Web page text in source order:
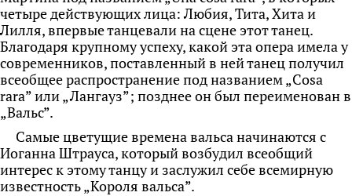
четыре действующих лица: Любия, Тита, Хита и
Лилля, впервые танцевали на сцене этот танец.
Благодаря крупному успеху, какой эта опера имела у
современников, поставленный в ней танец получил
всеобщее распространение под названием „Cosa
rara” или „Лангауз”; позднее он был переименован в
„Вальс”.
Самые цветущие времена вальса начинаются с
Иоганна Штрауса, который возбудил всеобщий
интерес к этому танцу и заслужил себе всемирную
известность „Короля вальса”.